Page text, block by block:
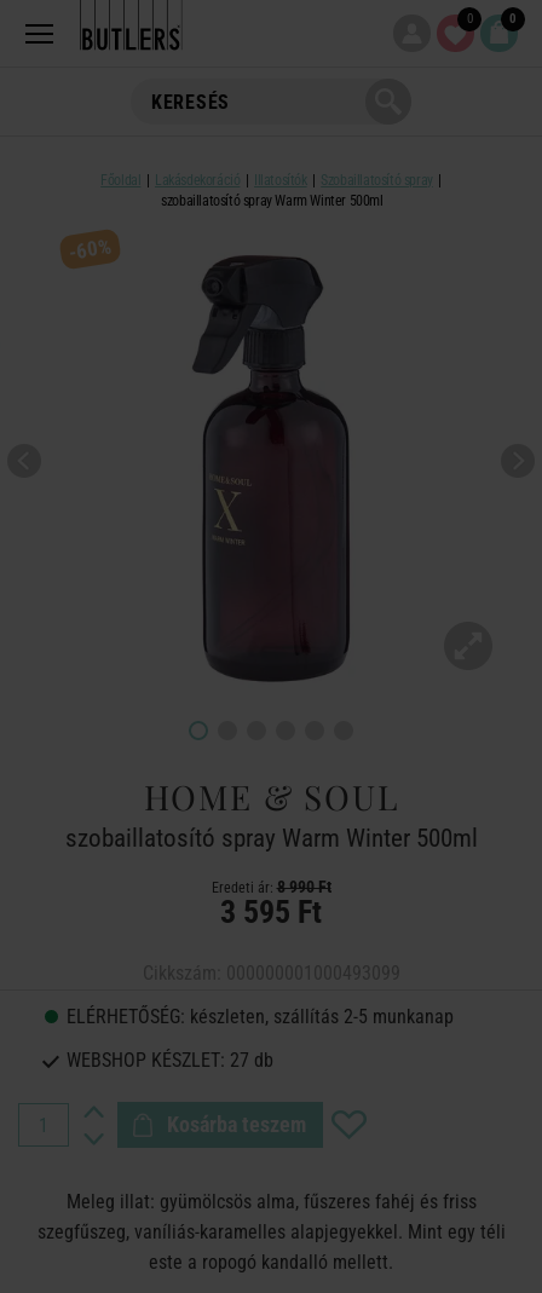
0 0
Főoldal Lakásdekoráció Illatosítók
Szobaillatosító spray
szobaillatosító spray Warm Winter 500ml
-60%
HOME & SOUL
szobaillatosító spray Warm Winter 500ml
Eredeti ár:8 990 Ft
3 595 Ft
ELÉRHETŐSÉG: készleten, szállítás 2-5 munkanap
WEBSHOP KÉSZLET: 27 db
Kosárba teszem
Meleg illat: gyümölcsös alma, fűszeres fahéj és friss
szegfűszeg, vaníliás-karamelles alapjegyekkel. Mint egy téli
este a ropogó kandalló mellett.